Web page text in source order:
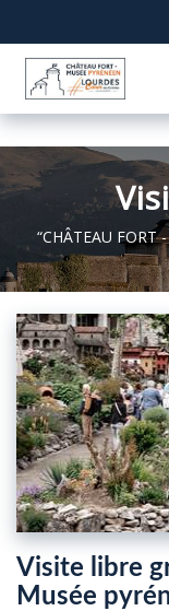
“CHÂTEAU FORT
Visite libre
Musée